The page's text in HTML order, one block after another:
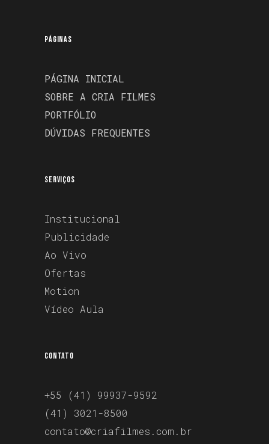
PÁGINAS
PÁGINA INICIAL
SOBRE A CRIA FILMES
PORTFÓLIO
DÚVIDAS FREQUENTES
SERVIÇOS
Institucional
Publicidade
Ao Vivo
Ofertas
Motion
Vídeo Aula
CONTATO
+55 (41) 99937-9592
(41) 3021-8500
contato@criafilmes.com.br